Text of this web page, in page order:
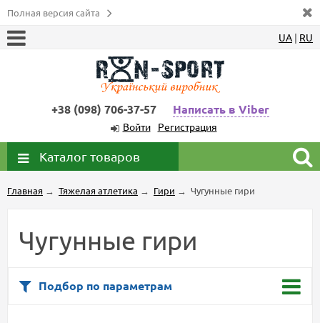
Полная версия сайта
UA | RU
+38 (098) 706-37-57 Написать в Viber
Войти Регистрация
Каталог товаров
Главная → Тяжелая атлетика → Гири → Чугунные гири
Чугунные гири
Подбор по параметрам